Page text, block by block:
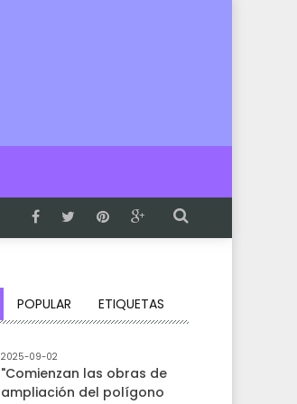
POPULAR ETIQUETAS
2025-09-02
"Comienzan las obras de
ampliación del polígono